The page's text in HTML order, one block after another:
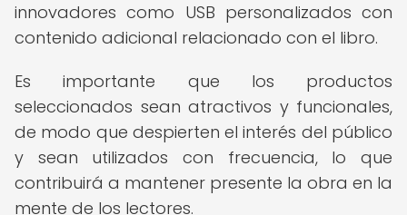
innovadores como USB personalizados con
contenido adicional relacionado con el libro.
Es importante que los productos
seleccionados sean atractivos y funcionales,
de modo que despierten el interés del público
y sean utilizados con frecuencia, lo que
contribuirá a mantener presente la obra en la
mente de los lectores.